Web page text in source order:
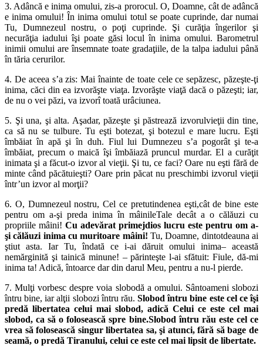
3. Adâncă e inima omului, zis-a prorocul. O, Doamne, cât de adâncă
e inima omului! În inima omului totul se poate cuprinde, dar numai
Tu, Dumnezeul nostru, o poţi cuprinde. Şi curăţia îngerilor şi
necurăţia iadului îşi poate găsi locul în inima omului. Barometrul
inimii omului are însemnate toate gradaţiile, de la talpa iadului până
în tăria cerurilor.
4. De aceea s’a zis: Mai înainte de toate cele ce sepăzesc, păzeşte-ţi
inima, căci din ea izvorăşte viaţa. Izvorăşte viaţă dacă o păzeşti; iar,
de nu o vei păzi, va izvorî toată urâciunea.
5. Şi una, şi alta. Aşadar, păzeşte şi păstrează izvorulvieţii din tine,
ca să nu se tulbure. Tu eşti botezat, şi botezul e mare lucru. Eşti
îmbăiat în apă şi în duh. Fiul lui Dumnezeu s’a pogorât şi te-a
îmbăiat, precum o maică îşi îmbăiază pruncul murdar. El a curăţit
inimata şi a făcut-o izvor al vieţii. Şi tu, ce faci? Oare nu eşti fără de
minte când păcătuieşti? Oare prin păcat nu preschimbi izvorul vieţii
într’un izvor al morţii?
6. O, Dumnezeul nostru, Cel ce pretutindenea eşti,cât de bine este
pentru om a-şi preda inima în mâinileTale decât a o călăuzi cu
propriile mâini! Cu adevărat primejdios lucru este pentru om a-
şi călăuzi inima cu muritoare mâini! Tu, Doamne, dintotdeauna ai
ştiut asta. Iar Tu, îndată ce i-ai dăruit omului inima– această
nemărginită şi tainică minune! – părinteşte l-ai sfătuit: Fiule, dă-mi
inima ta! Adică, întoarce dar din darul Meu, pentru a nu-l pierde.
7. Mulţi vorbesc despre voia slobodă a omului. Sântoameni slobozi
întru bine, iar alţii slobozi întru rău.Slobod întru bine este cel ce îşi
predă libertatea celui mai slobod, adică Celui ce este cel mai
slobod, ca să o folosească spre bine.Slobod întru rău este cel ce
vrea să folosească singur libertatea sa, şi atunci, fără să bage de
seamă, o predă Tiranului, celui ce este cel mai lipsit de libertate.